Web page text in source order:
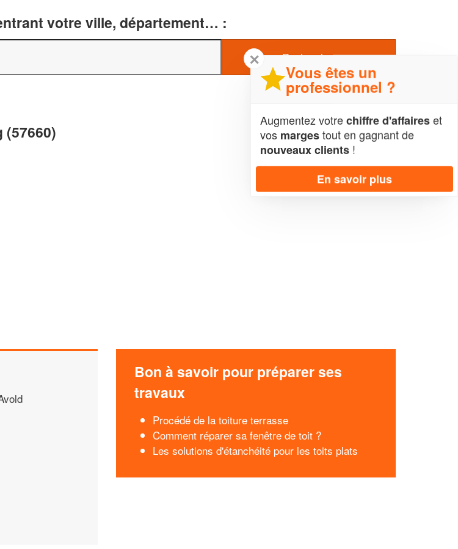
votre ville, département… :
Bon à savoir pour préparer ses
travaux
Procédé de la toiture terrasse
Comment réparer sa fenêtre de toit ?
Les solutions d'étanchéité pour les toits plats
✕
Vous êtes un
professionnel ?
Augmentez votrechiffre d'affaireset
vos margestout en gagnant de
nouveaux clients !
En savoir plus